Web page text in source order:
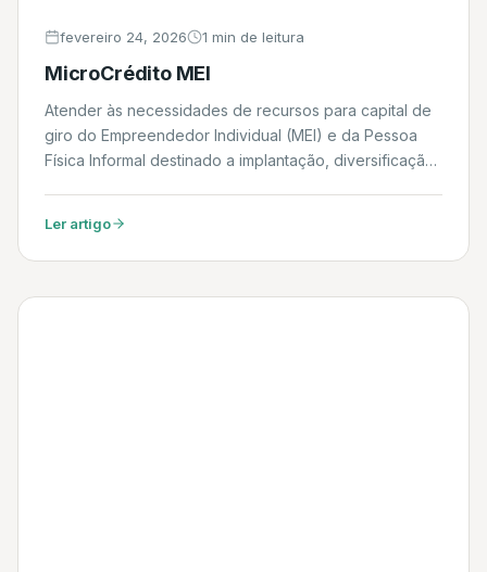
fevereiro 24, 2026 1 min de leitura
MicroCrédito MEI
Atender às necessidades de recursos para capital de
giro do Empreendedor Individual (MEI) e da Pessoa
Física Informal destinado a implantação, diversificação,
Ler artigo